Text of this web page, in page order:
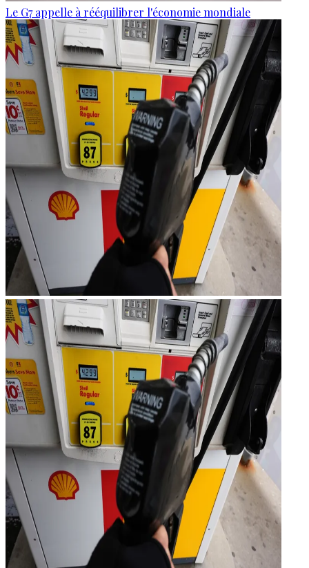
Le G7 appelle à rééquilibrer l'économie mondiale